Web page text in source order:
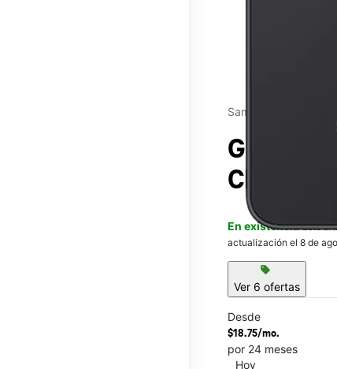
This carousel
Samsung
Galaxy
Churn
En existencia Este
actualización el 8 de
sell
Ver 6 ofertas
Desde
$18.75/mo.
por 24 meses
Hoy